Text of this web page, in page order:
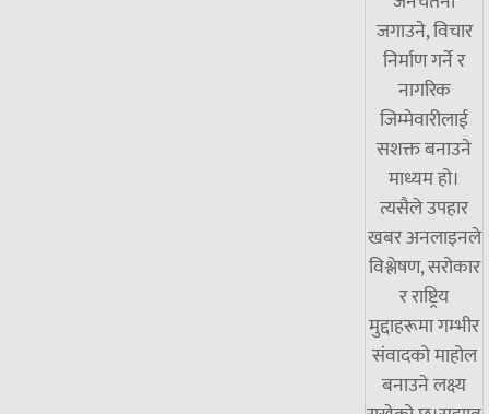
जगाउने, विचार
निर्माण गर्ने र
नागरिक
जिम्मेवारीलाई
सशक्त बनाउने
माध्यम हो।
त्यसैले उपहार
खबर अनलाइनले
विश्लेषण, सरोकार
र राष्ट्रिय
मुद्दाहरूमा गम्भीर
संवादको माहोल
बनाउने लक्ष्य